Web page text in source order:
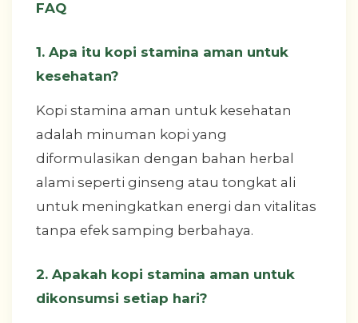
FAQ
1. Apa itu kopi stamina aman untuk
kesehatan?
Kopi stamina aman untuk kesehatan
adalah minuman kopi yang
diformulasikan dengan bahan herbal
alami seperti ginseng atau tongkat ali
untuk meningkatkan energi dan vitalitas
tanpa efek samping berbahaya.
2. Apakah kopi stamina aman untuk
dikonsumsi setiap hari?